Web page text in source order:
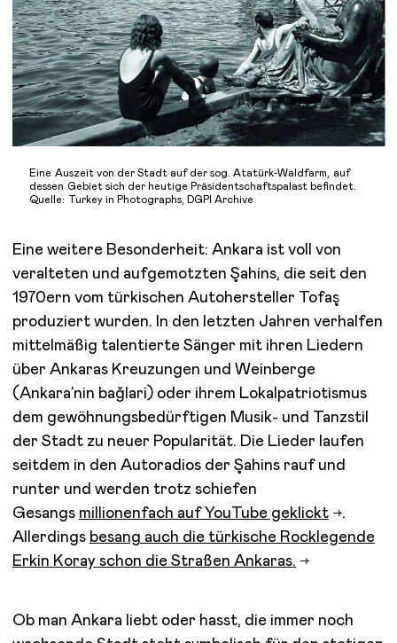
Eine Auszeit von der Stadt auf der sog. Atatürk-Waldfarm, auf
dessen Gebiet sich der heutige Präsidentschaftspalast befindet.
Quelle: Turkey in Photographs, DGPI Archive
Eine weitere Besonderheit: Ankara ist voll von
veralteten und aufgemotzten Şahins, die seit den
1970ern vom türkischen Autohersteller Tofaş
produziert wurden. In den letzten Jahren verhalfen
mittelmäßig talentierte Sänger mit ihren Liedern
über Ankaras Kreuzungen und Weinberge
(Ankara’nin bağlari) oder ihrem Lokalpatriotismus
dem gewöhnungsbedürftigen Musik- und Tanzstil
der Stadt zu neuer Popularität. Die Lieder laufen
seitdem in den Autoradios der Şahins rauf und
runter und werden trotz schiefen
Gesangs millionenfach auf YouTube geklickt
.
Allerdings besang auch die türkische Rocklegende
Erkin Koray schon die Straßen Ankaras.
Ob man Ankara liebt oder hasst, die immer noch